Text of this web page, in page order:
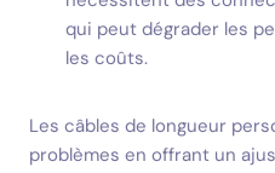
qui peut dégrader les
les coûts.
Les câbles de longueur
problèmes en offrant un